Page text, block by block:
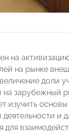
на
на рынке
доли
на зарубежный
изучить основы
и
для